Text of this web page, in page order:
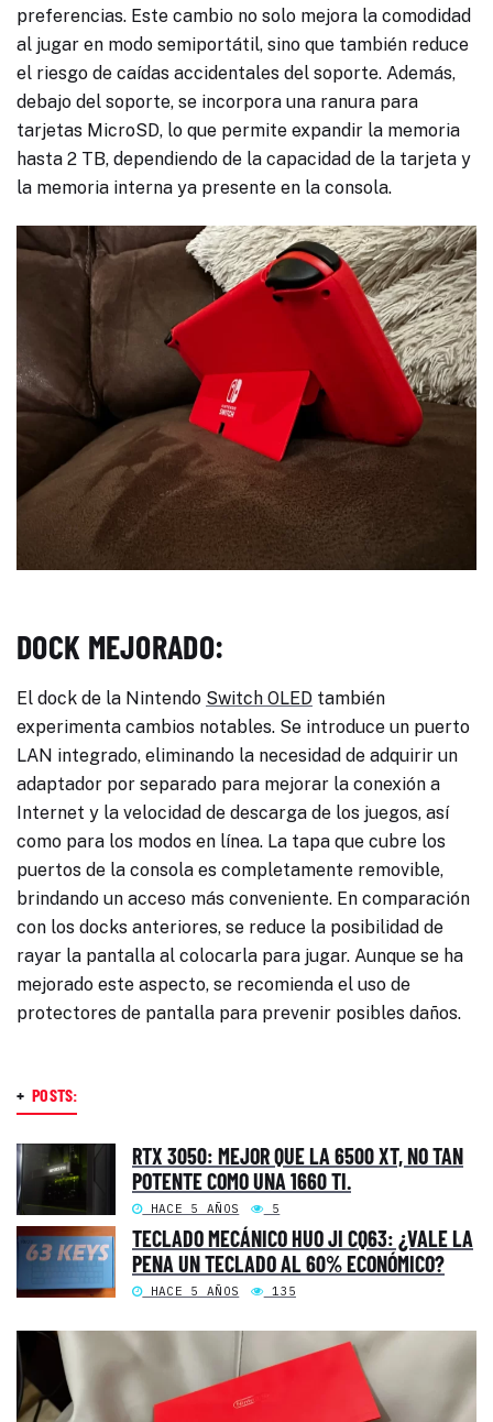
preferencias. Este cambio no solo mejora la comodidad
al jugar en modo semiportátil, sino que también reduce
el riesgo de caídas accidentales del soporte. Además,
debajo del soporte, se incorpora una ranura para
tarjetas MicroSD, lo que permite expandir la memoria
hasta 2 TB, dependiendo de la capacidad de la tarjeta y
la memoria interna ya presente en la consola.
DOCK MEJORADO:
El dock de la Nintendo Switch OLED también
experimenta cambios notables. Se introduce un puerto
LAN integrado, eliminando la necesidad de adquirir un
adaptador por separado para mejorar la conexión a
Internet y la velocidad de descarga de los juegos, así
como para los modos en línea. La tapa que cubre los
puertos de la consola es completamente removible,
brindando un acceso más conveniente. En comparación
con los docks anteriores, se reduce la posibilidad de
rayar la pantalla al colocarla para jugar. Aunque se ha
mejorado este aspecto, se recomienda el uso de
protectores de pantalla para prevenir posibles daños.
+ POSTS:
RTX 3050: MEJOR QUE LA 6500 XT, NO TAN
POTENTE COMO UNA 1660 TI.
HACE 5 AÑOS 5
TECLADO MECÁNICO HUO JI CQ63: ¿VALE LA
PENA UN TECLADO AL 60% ECONÓMICO?
HACE 5 AÑOS 135